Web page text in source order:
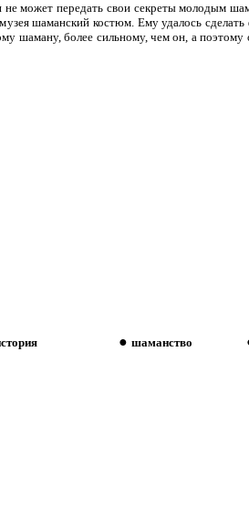
может передать свои секреты молодым
шаманский костюм. Ему удалось
шаману, более сильному, чем он, а
● шаманство